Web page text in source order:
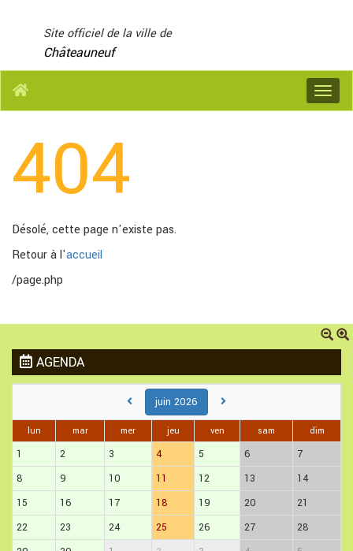
Site officiel de la ville de
Châteauneuf
Menu
404
Désolé, cette page n'existe pas.
Retour à l'accueil
/page.php
AGENDA
juin 2026
lun mar mer jeu ven sam dim
1 2 3 4 5 6
7
8
9 10 11 12 13
14
15
16 17 18 19 20
21
22
23 24 25 26 27
28